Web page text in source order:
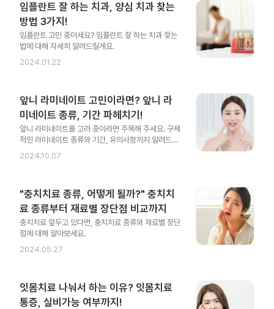
임플란트 잘 하는 치과, 양심 치과 찾는
방법 3가지!
임플란트 고민 중이세요? 임플란트 잘 하는 치과 찾는
법에 대해 자세히 알려드릴게요.
2024.01.22
앞니 라미네이트 고민이라면? 앞니 라
미네이트 종류, 기간 파헤치기!
앞니 라미네이트를 고려 중이라면 주목해 주세요. 구체
적인 라미네이트 종류와 기간, 유의사항까지 알려드릴
게요.
2024.10.07
"충치치료 종류, 어떻게 될까?" 충치치
료 종류부터 재료별 장단점 비교까지
충치치료 앞두고 있다면, 충치치료 종류와 재료별 장단
점에 대해 알아보세요.
2024.05.27
잇몸치료 나눠서 하는 이유? 잇몸치료
통증, 실비가능 여부까지!